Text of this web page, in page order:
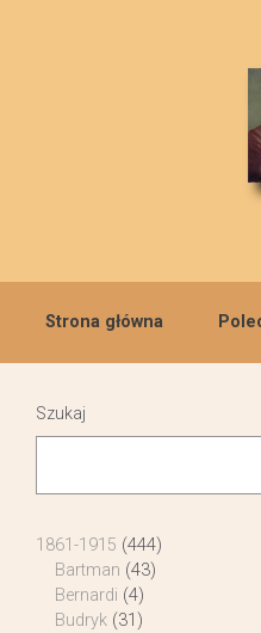
Strona główna
Szukaj
1861-1915 (444)
Bartman (43)
Bernardi (4)
Budryk (31)